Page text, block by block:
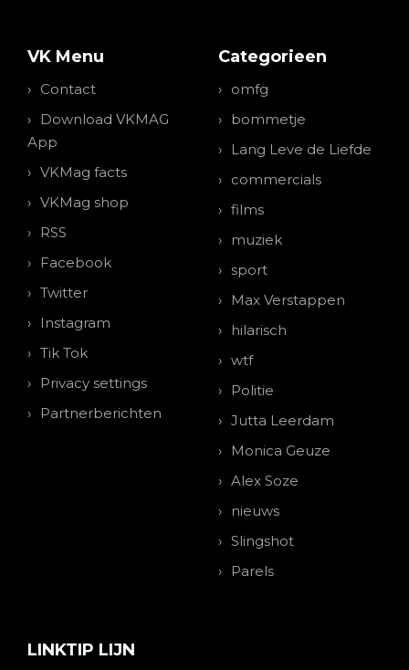
VK Menu
Contact
Download VKMAG
App
VKMag facts
VKMag shop
RSS
Facebook
Twitter
Instagram
Tik Tok
Privacy settings
Partnerberichten
Categorieen
omfg
bommetje
Lang Leve de Liefde
commercials
films
muziek
sport
Max Verstappen
hilarisch
wtf
Politie
Jutta Leerdam
Monica Geuze
Alex Soze
nieuws
Slingshot
Parels
LINKTIP LIJN